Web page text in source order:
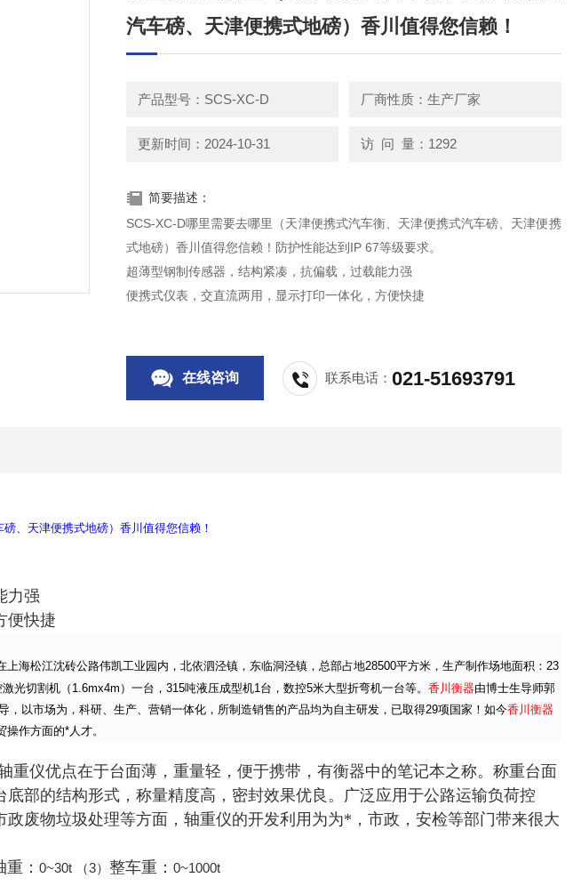
汽车磅、天津便携式地磅）香川值得您信赖！
产品型号：SCS-XC-D 厂商性质：生产厂家
更新时间：2024-10-31 访 问 量：1292
简要描述：
SCS-XC-D哪里需要去哪里（天津便携式汽车衡、天津便携式汽车磅、天津便携
式地磅）香川值得您信赖！防护性能达到IP 67等级要求。
超薄型钢制传感器，结构紧凑，抗偏载，过载能力强
便携式仪表，交直流两用，显示打印一体化，方便快捷
在线咨询 联系电话：021-51693791
、天津便携式地磅）香川值得您信赖！
力强
便快捷
上海松江沈砖公路伟凯工业园内，北依泗泾镇，东临洞泾镇，总部占地28500平方米，生产制作场地面积：23
光切割机（1.6mx4m）一台，315吨液压成型机1台，数控5米大型折弯机一台等。 香川衡器由博士生导师郭
，以市场为，科研、生产、营销一体化，所制造销售的产品均为自主研发，已取得29项国家！如今香川衡器
作方面的*人才。
重仪优点在于台面薄，重量轻，便于携带，有衡器中的笔记本之称。称重台面
部的结构形式，称量精度高，密封效果优良。广泛应用于公路运输负荷控
废物垃圾处理等方面，轴重仪的开发利用为为*，市政，安检等部门带来很大
重： 0~30t （3） 整车重： 0~1000t